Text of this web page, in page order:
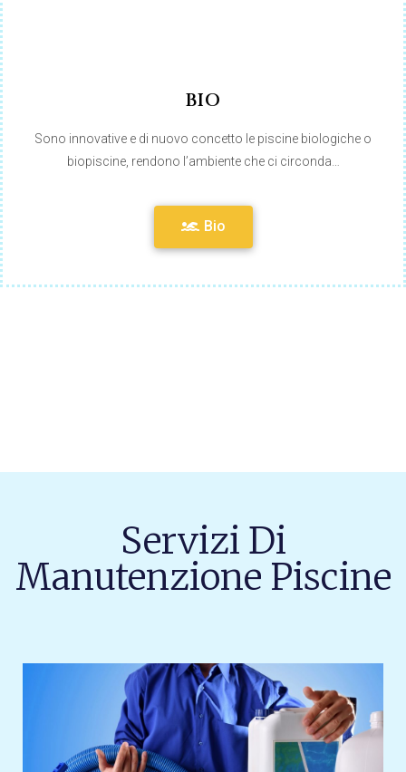
BIO
Sono innovative e di nuovo concetto le piscine biologiche o
biopiscine, rendono l’ambiente che ci circonda…
Bio
Servizi Di
Manutenzione Piscine